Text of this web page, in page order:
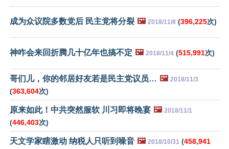
成为众议院多数党后 民主党将分裂 🖼️ 2018/11/8 (396,225次)
神咋会来回折腾几十亿年也搞不定 🖼️ 2018/11/4 (515,991次)
哥们儿，你的邻居好友若是民主党议员… 🖼️ 2018/11/3
(363,604次)
原来如此！中共突然服软 川习即将晚宴 🖼️ 2018/11/1
(446,403次)
天文学家瞎激动 纳税人只听到噪音 🖼️ 2018/10/31 (458,941